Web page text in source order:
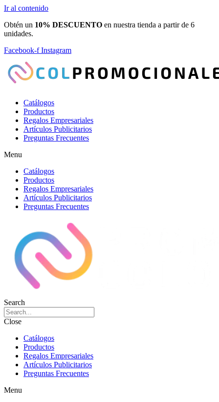
Ir al contenido
Obtén un 10% DESCUENTO en nuestra tienda a partir de 6
unidades.
Facebook-f Instagram
Catálogos
Productos
Regalos Empresariales
Artículos Publicitarios
Preguntas Frecuentes
Menu
Catálogos
Productos
Regalos Empresariales
Artículos Publicitarios
Preguntas Frecuentes
Search
Close
Catálogos
Productos
Regalos Empresariales
Artículos Publicitarios
Preguntas Frecuentes
Menu